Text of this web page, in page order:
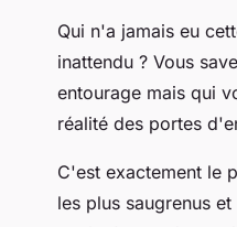
Qui n'a jamais eu
inattendu ? Vous
entourage mais qui
réalité des portes
C'est exactement le
les plus saugrenus